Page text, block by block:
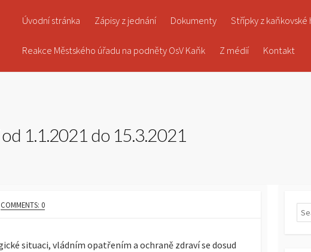
Úvodní stránka Zápisy z jednání Dokumenty Střípky z kaňkovské
Reakce Městského úřadu na podněty OsV Kaňk Z médií Kontakt
1.1.2021 do 15.3.2021
COMMENTS: 0
situaci, vládním opatřením a ochraně zdraví se dosud